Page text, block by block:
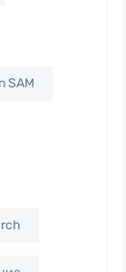
SAM